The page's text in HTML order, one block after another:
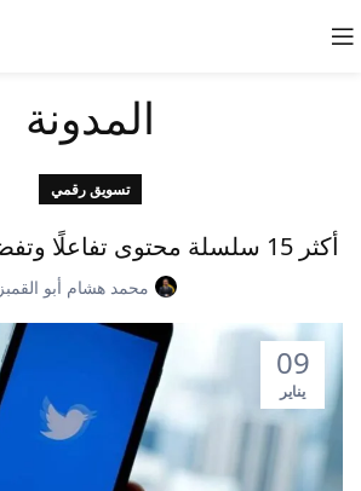
المدونة
تسويق رقمي
أكثر 15 سلسلة محتوى تفاعلًا وتفضيلًا لجمهور تويتر
محمد هشام أبو القمبز
09
يناير